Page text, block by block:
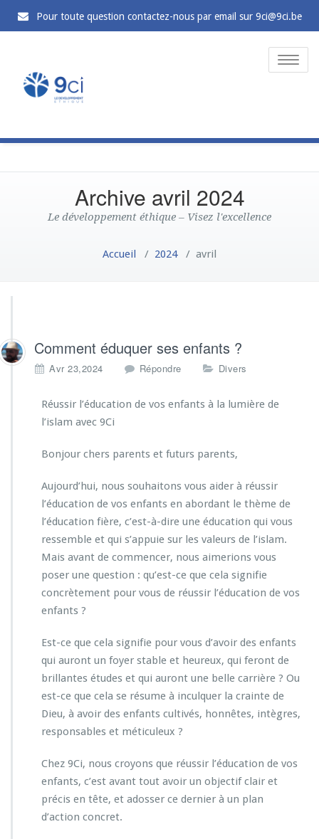
Pour toute question contactez-nous par email sur 9ci@9ci.be
Toggle
Archive avril 2024
Le développement éthique – Visez l'excellence
Accueil / 2024/ avril
Comment éduquer ses enfants ?
Avr 23,2024 Répondre Divers
Réussir l’éducation de vos enfants à la lumière de
l’islam avec 9Ci
Bonjour chers parents et futurs parents,
Aujourd’hui, nous souhaitons vous aider à réussir
l’éducation de vos enfants en abordant le thème de
l’éducation fière, c’est-à-dire une éducation qui vous
ressemble et qui s’appuie sur les valeurs de l’islam.
Mais avant de commencer, nous aimerions vous
poser une question : qu’est-ce que cela signifie
concrètement pour vous de réussir l’éducation de vos
enfants ?
Est-ce que cela signifie pour vous d’avoir des enfants
qui auront un foyer stable et heureux, qui feront de
brillantes études et qui auront une belle carrière ? Ou
est-ce que cela se résume à inculquer la crainte de
Dieu, à avoir des enfants cultivés, honnêtes, intègres,
responsables et méticuleux ?
Chez 9Ci, nous croyons que réussir l’éducation de vos
enfants, c’est avant tout avoir un objectif clair et
précis en tête, et adosser ce dernier à un plan
d’action concret.